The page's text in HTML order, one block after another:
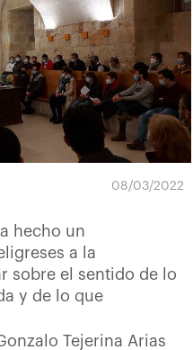
08/03/2022
hecho un
a la
sobre el sentido de lo
y de lo que
Tejerina Arias